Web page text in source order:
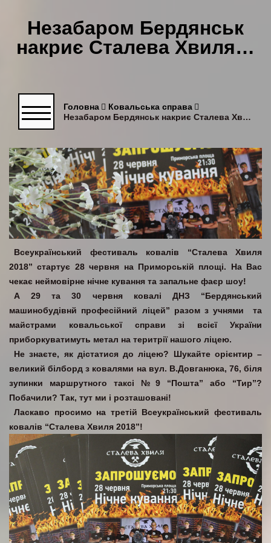
Незабаром Бердянськ
накриє Сталева Хвиля…
Головна
Ковальська справа
Незабаром Бердянськ накриє Сталева Хвиля...
Всеукраїнський фестиваль ковалів “Сталева Хвиля
2018” стартує 28 червня на Приморській площі. На Вас
чекає неймовірне нічне кування та запальне фаєр шоу!
А 29 та 30 червня ковалі ДНЗ “Бердянський
машинобудівнй професійний ліцей” разом з учнями та
майстрами ковальської справи зі всієї України
приборкуватимуть метал на теритрії нашого ліцею.
Не знаєте, як дістатися до ліцею? Шукайте орієнтир –
великий білборд з ковалями на вул. В.Довганюка, 76, біля
зупинки маршрутного таксі №9 “Пошта” або “Тир”?
Побачили? Так, тут ми і розташовані!
Ласкаво просимо на третій Всеукраїнський фестиваль
ковалів “Сталева Хвиля 2018”!